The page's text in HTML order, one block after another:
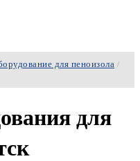
для пеноизола /
для